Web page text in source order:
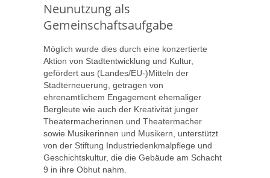
Neunutzung als
Gemeinschaftsaufgabe
Möglich wurde dies durch eine konzertierte
Aktion von Stadtentwicklung und Kultur,
gefördert aus (Landes/EU-)Mitteln der
Stadterneuerung, getragen von
ehrenamtlichem Engagement ehemaliger
Bergleute wie auch der Kreativität junger
Theatermacherinnen und Theatermacher
sowie Musikerinnen und Musikern, unterstützt
von der Stiftung Industriedenkmalpflege und
Geschichtskultur, die die Gebäude am Schacht
9 in ihre Obhut nahm.